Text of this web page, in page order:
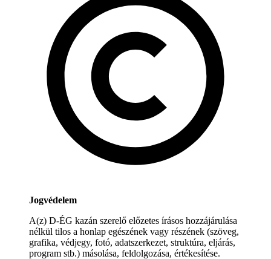
Jogvédelem
A(z) D-ÉG kazán szerelő előzetes írásos hozzájárulása
nélkül tilos a honlap egészének vagy részének (szöveg,
grafika, védjegy, fotó, adatszerkezet, struktúra, eljárás,
program stb.) másolása, feldolgozása, értékesítése.